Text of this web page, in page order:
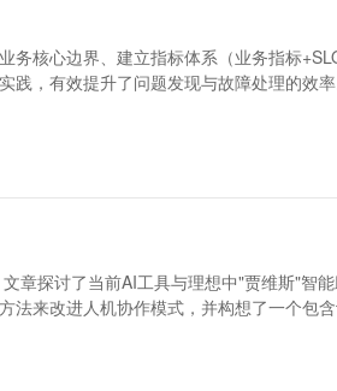
核心边界、建立指标体系（业务指标
，有效提升了问题发现与故障处理的效率
探讨了当前AI工具与理想中"贾维斯"智
来改进人机协作模式，并构想了一个包